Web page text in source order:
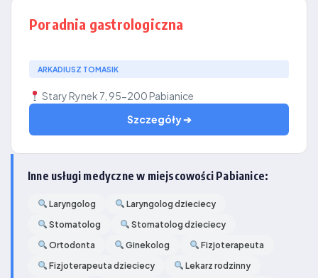
Poradnia gastrologiczna
ARKADIUSZ TOMASIK
Stary Rynek 7, 95-200 Pabianice
Szczegóły ➔
Inne usługi medyczne w miejscowości Pabianice:
Laryngolog
Laryngolog dzieciecy
Stomatolog
Stomatolog dzieciecy
Ortodonta
Ginekolog
Fizjoterapeuta
Fizjoterapeuta dzieciecy
Lekarz rodzinny